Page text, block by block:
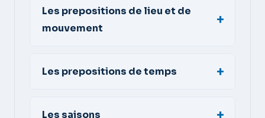
Les prepositions de lieu et de
mouvement
Les prepositions de temps
Les saisons